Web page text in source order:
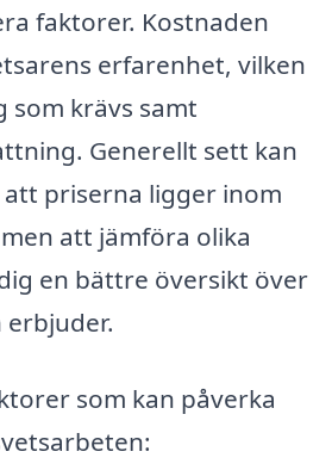
faktorer. Kostnaden
erfarenhet, vilken
som krävs samt
Generellt sett kan
priserna ligger inom
att jämföra olika
en bättre översikt över
som kan påverka